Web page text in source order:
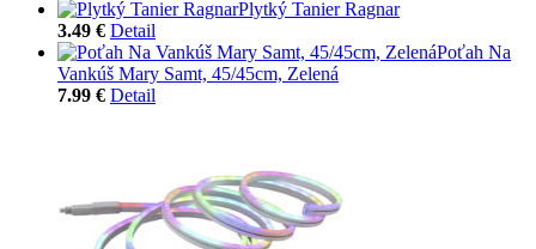
Plytký Tanier Ragnar
3.49 € Detail
Poťah Na
Vankúš Mary Samt, 45/45cm, Zelená
7.99 € Detail